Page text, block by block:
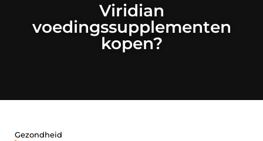
Viridian
voedingssupplementen
kopen?
Gezondheid